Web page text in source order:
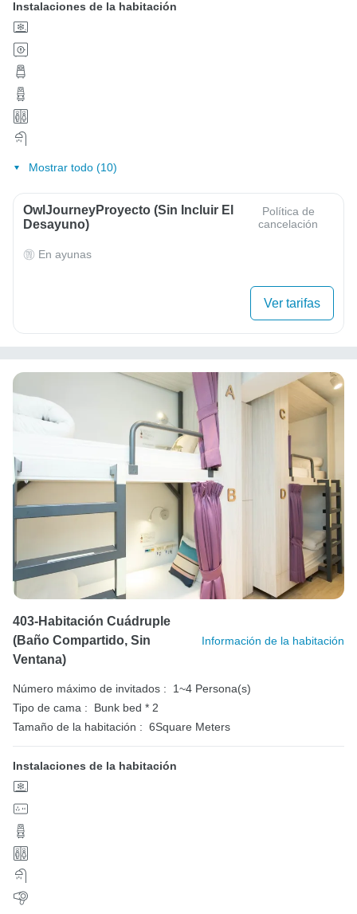
Instalaciones de la habitación
Mostrar todo (10)
OwlJourneyProyecto (sin Incluir El
Desayuno)
Política de
cancelación
En ayunas
Ver tarifas
403-Habitación Cuádruple
(baño Compartido, Sin
Ventana)
Información de la habitación
Número máximo de invitados :
1~4 Persona(s)
Tipo de cama :
Bunk bed * 2
Tamaño de la habitación : 6Square Meters
Instalaciones de la habitación